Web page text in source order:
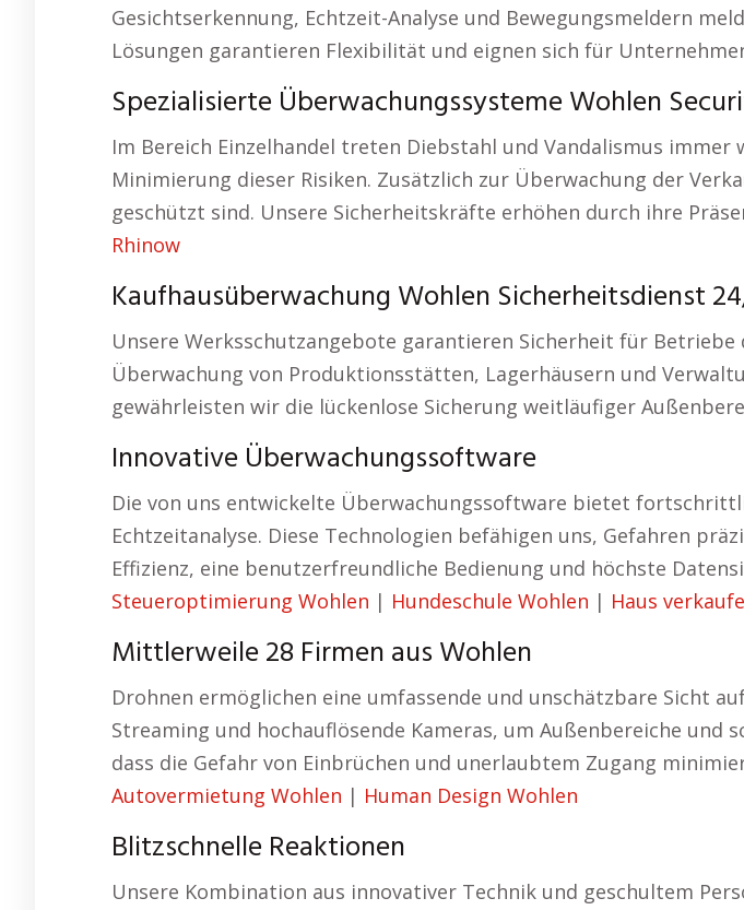
Gesichtserkennung, Echtzeit-Analyse und Bewegungsmeldern
Lösungen garantieren Flexibilität und eignen sich für
Spezialisierte Überwachungssysteme Wohlen
Im Bereich Einzelhandel treten Diebstahl und Vandalismus
Minimierung dieser Risiken. Zusätzlich zur Überwachung der
geschützt sind. Unsere Sicherheitskräfte erhöhen durch ihre
Rhinow
Kaufhausüberwachung Wohlen Sicherheitsdienst
Unsere Werksschutzangebote garantieren Sicherheit für
Überwachung von Produktionsstätten, Lagerhäusern und
gewährleisten wir die lückenlose Sicherung weitläufiger
Innovative Überwachungssoftware
Die von uns entwickelte Überwachungssoftware bietet
Echtzeitanalyse. Diese Technologien befähigen uns, Gefahren
Effizienz, eine benutzerfreundliche Bedienung und höchste
Steueroptimierung Wohlen | Hundeschule Wohlen | Haus
Mittlerweile 28 Firmen aus Wohlen
Drohnen ermöglichen eine umfassende und unschätzbare Sicht
Streaming und hochauflösende Kameras, um Außenbereiche
dass die Gefahr von Einbrüchen und unerlaubtem Zugang
Autovermietung Wohlen | Human Design Wohlen
Blitzschnelle Reaktionen
Unsere Kombination aus innovativer Technik und geschultem